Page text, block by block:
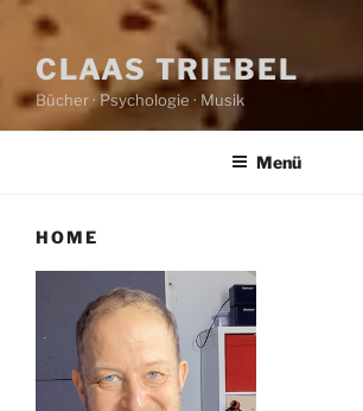
CLAAS TRIEBEL
Bücher · Psychologie · Musik
Menü
HOME